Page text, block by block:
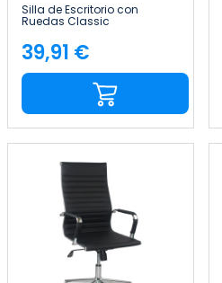
Silla de Escritorio con
Ruedas Classic
Precio
39,91 €